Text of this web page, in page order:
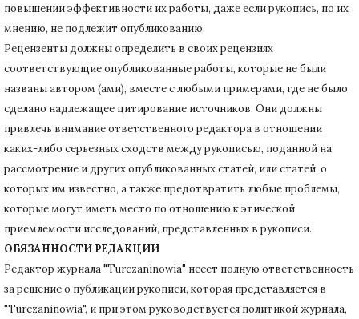
повышении эффективности их работы, даже если рукопись, по их
мнению, не подлежит опубликованию.
Рецензенты должны определить в своих рецензиях
соответствующие опубликованные работы, которые не были
названы автором (ами), вместе с любыми примерами, где не было
сделано надлежащее цитирование источников. Они должны
привлечь внимание ответственного редактора в отношении
каких-либо серьезных сходств между рукописью, поданной на
рассмотрение и других опубликованных статей, или статей, о
которых им известно, а также предотвратить любые проблемы,
которые могут иметь место по отношению к этической
приемлемости исследований, представленных в рукописи.
ОБЯЗАННОСТИ РЕДАКЦИИ
Редактор журнала "Turczaninowia" несет полную ответственность
за решение о публикации рукописи, которая представляется в
"Turczaninowia", и при этом руководствуется политикой журнала,